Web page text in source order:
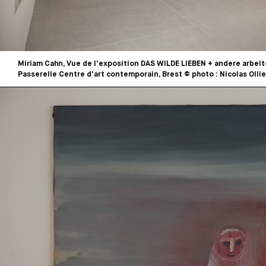
Miriam Cahn, Vue de l'exposition DAS WILDE LIEBEN + andere
Passerelle Centre d'art contemporain, Brest © photo : Nicolas